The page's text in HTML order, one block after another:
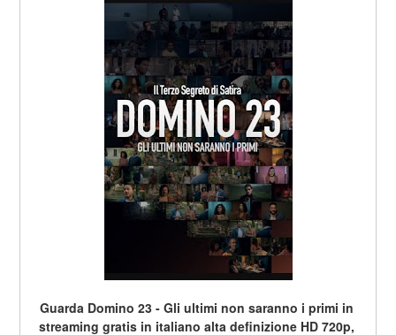
Guarda Domino 23 - Gli ultimi non saranno i primi in
streaming gratis in italiano alta definizione HD 720p,